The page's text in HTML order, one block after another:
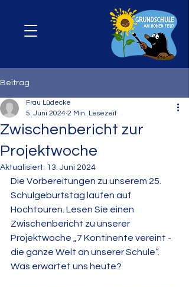
Beitrag
Zwischenbericht zur
Projektwoche
Frau Lüdecke
5. Juni 2024 2 Min. Lesezeit
Aktualisiert: 13. Juni 2024
Die Vorbereitungen zu unserem 25.
Schulgeburtstag laufen auf
Hochtouren. Lesen Sie einen
Zwischenbericht zu unserer
Projektwoche „7 Kontinente vereint -
die ganze Welt an unserer Schule“.
Was erwartet uns heute?